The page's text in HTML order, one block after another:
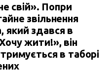
свій». Попри
звільнення
який здався в
жити!», він
в таборі